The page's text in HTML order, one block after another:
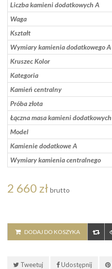
Liczba kamieni dodatkowych A
Waga
Kształt
Wymiary kamienia dodatkowego A
Kruszec Kolor
Kategoria
Kamień centralny
Próba złota
Łączna masa kamieni dodatkowych
Model
Kamienie dodatkowe A
Wymiary kamienia centralnego
2 660 zł brutto
DODAJ DO KOSZYKA
Tweetuj Udostępnij